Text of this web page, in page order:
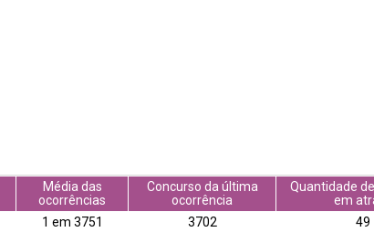
Média das
ocorrências
Concurso da última
ocorrência
Quantidade
em
1 em 3751 3702 49